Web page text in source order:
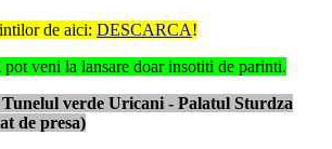
de aici: DESCARCA!
veni la lansare doar insotiti de parinti.
verde Uricani - Palatul Sturdza
de presa)